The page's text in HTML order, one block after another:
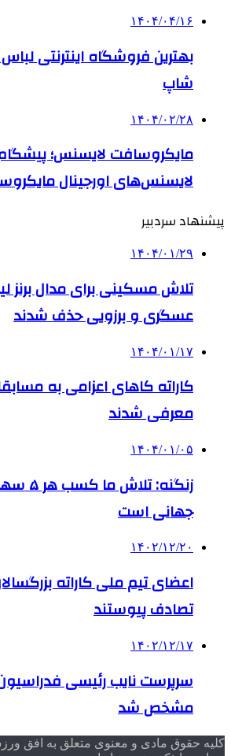
۱۴۰۴/۰۴/۱۶
بهترین فروشگاه اینترنتی لباس
شاپ
۱۴۰۴/۰۲/۲۸
مایکروسافت لایسنس؛
لایسنس‌های اورجینال
پیشنهاد سردبیر
۱۴۰۴/۰۱/۲۹
تلاش مسکینی برای مدال برنز
عسگری و برزویی حذف شدند
۱۴۰۴/۰۱/۱۷
کاراته کاهای اعزامی به
معرفی شدند
۱۴۰۴/۰۱/۰۵
زنگنه:
جهانی است
۱۴۰۲/۱۲/۲۰
اعضای تیم ملی کاراته
تصادف پیوستند
۱۴۰۲/۱۲/۱۷
سرپرست نایب رئیسی فدراسیون
مشخص شد
کلیه حقوق مادی و معنوی متعلق به افق